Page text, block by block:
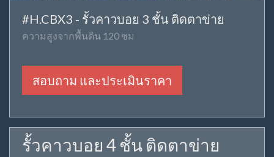
#H.CBX3 - รั้วคาวบอย 3 ชั้น ติดตาข่าย
ความสูงจากพื้นดิน 120 ซม
สอบถาม และประเมินราคา
รั้วคาวบอย 4 ชั้น ติดตาข่าย